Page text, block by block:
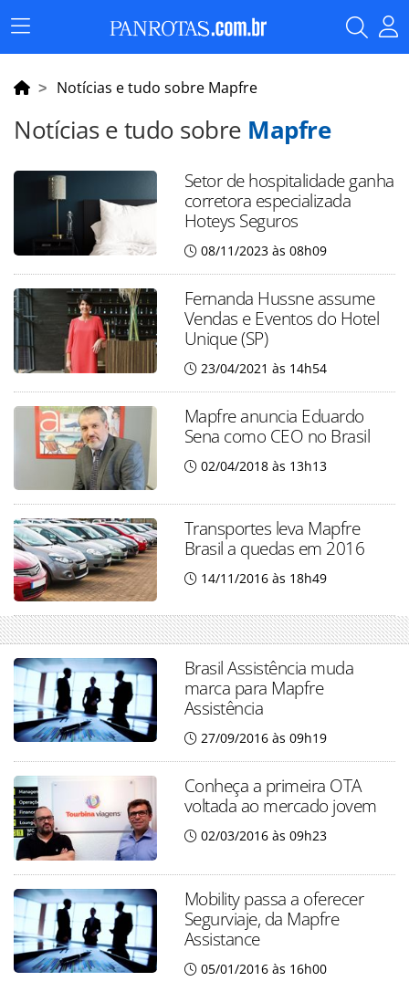
Menu
Principal
Notícias e tudo sobre Mapfre
Notícias e tudo sobre Mapfre
Setor de hospitalidade ganha
corretora especializada
Hoteys Seguros
08/11/2023 às 08h09
Fernanda Hussne assume
Vendas e Eventos do Hotel
Unique (SP)
23/04/2021 às 14h54
Mapfre anuncia Eduardo
Sena como CEO no Brasil
02/04/2018 às 13h13
Transportes leva Mapfre
Brasil a quedas em 2016
14/11/2016 às 18h49
Brasil Assistência muda
marca para Mapfre
Assistência
27/09/2016 às 09h19
Conheça a primeira OTA
voltada ao mercado jovem
02/03/2016 às 09h23
Mobility passa a oferecer
Segurviaje, da Mapfre
Assistance
05/01/2016 às 16h00